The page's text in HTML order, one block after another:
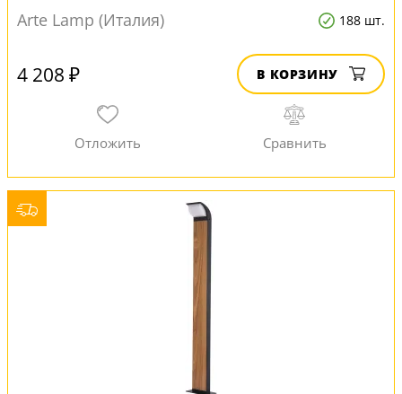
Arte Lamp (Италия) 188 шт.
4 208 ₽ В КОРЗИНУ